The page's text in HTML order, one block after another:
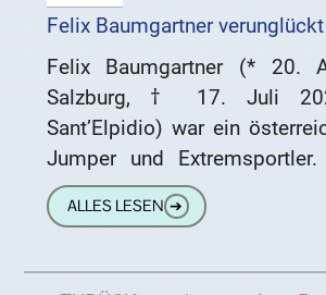
Felix Baumgartner
Felix Baumgartner (* 20.
Salzburg, † 17. Juli
Sant’Elpidio) war ein
Jumper und Extremsportler.
Bekanntheit erlangte
Stratosphärensprung Red Bull
ALLES LESEN ➔